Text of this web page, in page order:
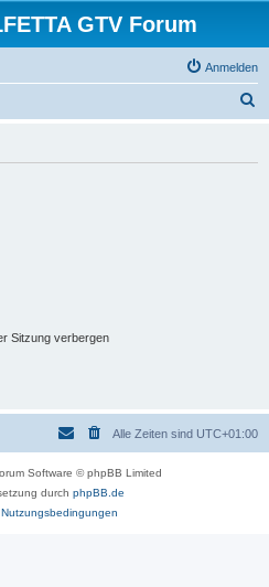
GTV Forum
Anmelden
Sitzung verbergen
Alle Zeiten sind UTC+01:00
Software © phpBB Limited
durch phpBB.de
Nutzungsbedingungen